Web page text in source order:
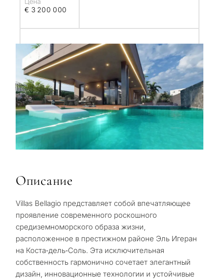
€ 3 200 000
Описание
Villas Bellagio представляет собой впечатляющее
проявление современного роскошного
средиземноморского образа жизни,
расположенное в престижном районе Эль Игеран
на Коста‑дель‑Соль. Эта исключительная
собственность гармонично сочетает элегантный
дизайн, инновационные технологии и устойчивые